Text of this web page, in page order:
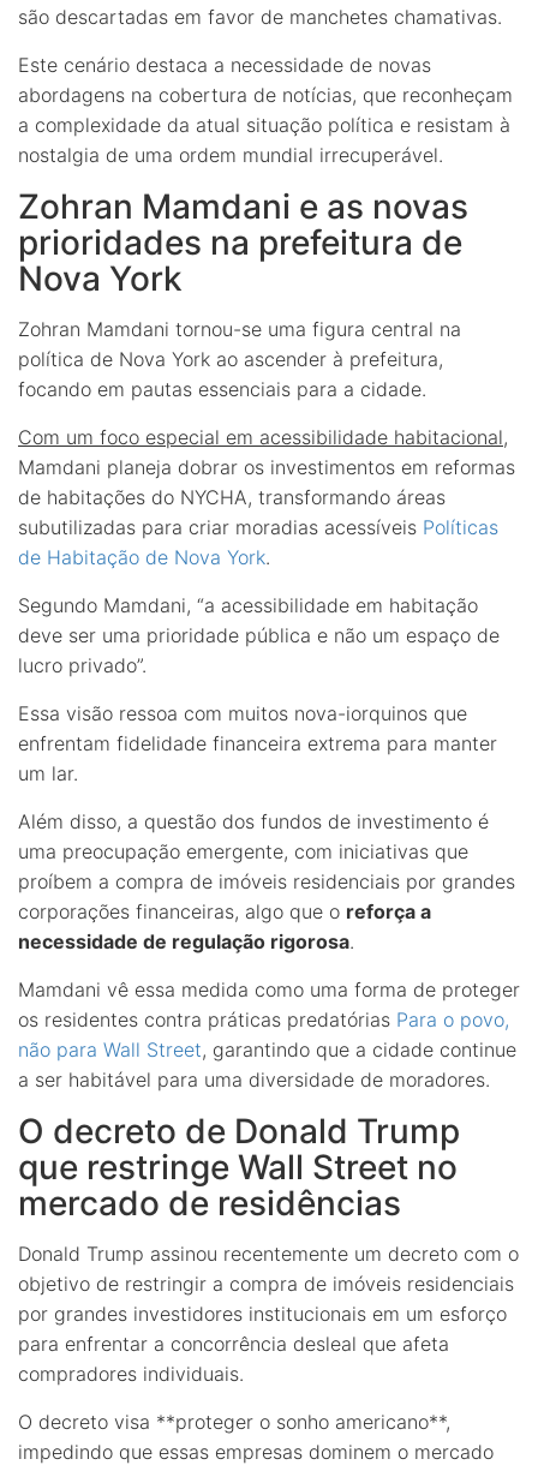
são descartadas em favor de manchetes chamativas.
Este cenário destaca a necessidade de novas
abordagens na cobertura de notícias, que reconheçam
a complexidade da atual situação política e resistam à
nostalgia de uma ordem mundial irrecuperável.
Zohran Mamdani e as novas
prioridades na prefeitura de
Nova York
Zohran Mamdani tornou-se uma figura central na
política de Nova York ao ascender à prefeitura,
focando em pautas essenciais para a cidade.
Com um foco especial em acessibilidade habitacional,
Mamdani planeja dobrar os investimentos em reformas
de habitações do NYCHA, transformando áreas
subutilizadas para criar moradias acessíveis Políticas
de Habitação de Nova York.
Segundo Mamdani, “a acessibilidade em habitação
deve ser uma prioridade pública e não um espaço de
lucro privado”.
Essa visão ressoa com muitos nova-iorquinos que
enfrentam fidelidade financeira extrema para manter
um lar.
Além disso, a questão dos fundos de investimento é
uma preocupação emergente, com iniciativas que
proíbem a compra de imóveis residenciais por grandes
corporações financeiras, algo que o reforça a
necessidade de regulação rigorosa.
Mamdani vê essa medida como uma forma de proteger
os residentes contra práticas predatórias Para o povo,
não para Wall Street, garantindo que a cidade continue
a ser habitável para uma diversidade de moradores.
O decreto de Donald Trump
que restringe Wall Street no
mercado de residências
Donald Trump assinou recentemente um decreto com o
objetivo de restringir a compra de imóveis residenciais
por grandes investidores institucionais em um esforço
para enfrentar a concorrência desleal que afeta
compradores individuais.
O decreto visa **proteger o sonho americano**,
impedindo que essas empresas dominem o mercado